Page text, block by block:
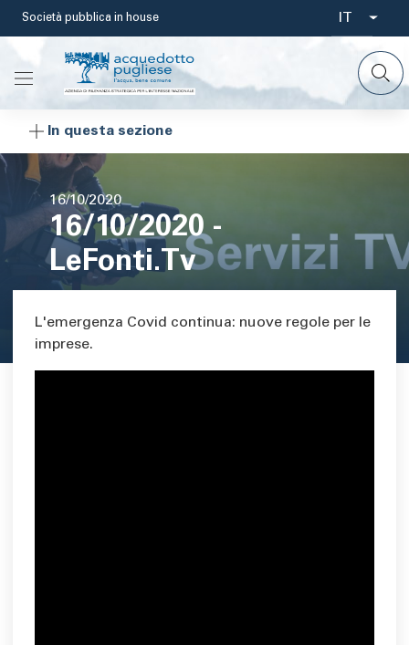
Salta
contenuto
principale
Società pubblica in house
Select
your
IT
In questa sezione
Data
di
pubblicazione
16/10/2020
16/10/2020 -
LeFonti.Tv
Area di testo
L'emergenza Covid continua: nuove regole per le
imprese.